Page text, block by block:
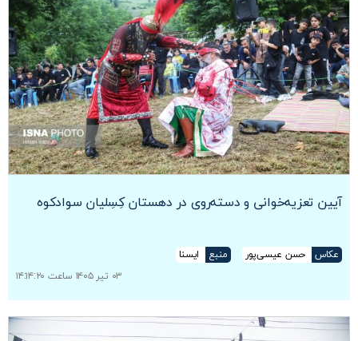
آیین تعزیه‌خوانی و دسته‌روی در دهستان کِسِلیان سوادکوه
عکاس حسن عیسی‌پور منبع
ایسنا
۰۳ تیر ۱۴۰۵ ساعت ۱۴:۱۴:۲۰